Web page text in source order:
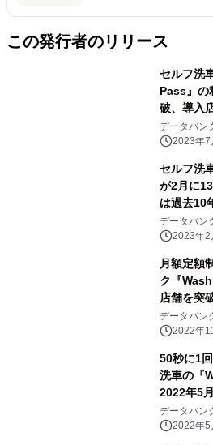
この発行者のリリース
セルフ洗
Pass』の
破、導入
データバン
2023年7
セルフ洗
が2月に
は過去10
な洗車で
データバン
2023年2
月額定額
ク『
店舗を突
データバン
2022年
50秒に1
洗車の『
2022年5
データバン
2022年5